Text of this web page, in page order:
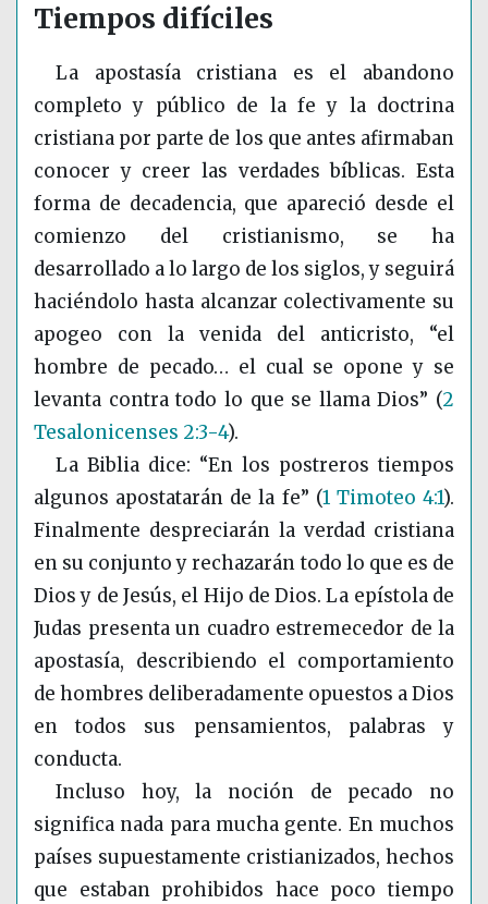
Tiempos difíciles
La apostasía cristiana es el abandono
completo y público de la fe y la doctrina
cristiana por parte de los que antes afirmaban
conocer y creer las verdades bíblicas. Esta
forma de decadencia, que apareció desde el
comienzo del cristianismo, se ha
desarrollado a lo largo de los siglos, y seguirá
haciéndolo hasta alcanzar colectivamente su
apogeo con la venida del anticristo, “el
hombre de pecado… el cual se opone y se
levanta contra todo lo que se llama Dios” (2
Tesalonicenses 2:3-4).
La Biblia dice: “En los postreros tiempos
algunos apostatarán de la fe” (1 Timoteo 4:1).
Finalmente despreciarán la verdad cristiana
en su conjunto y rechazarán todo lo que es de
Dios y de Jesús, el Hijo de Dios. La epístola de
Judas presenta un cuadro estremecedor de la
apostasía, describiendo el comportamiento
de hombres deliberadamente opuestos a Dios
en todos sus pensamientos, palabras y
conducta.
Incluso hoy, la noción de pecado no
significa nada para mucha gente. En muchos
países supuestamente cristianizados, hechos
que estaban prohibidos hace poco tiempo